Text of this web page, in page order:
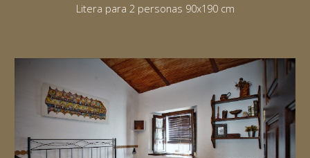
Litera para 2 personas 90x190 cm